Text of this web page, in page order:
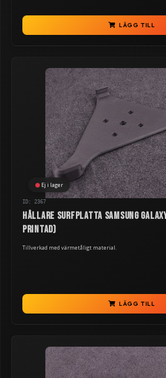
LÄGG TILL
Ej i lager
ID: 2367
Hållare surfplatta Samsung Galaxy
printad)
Tillverkad med värmetåligt material.
LÄGG TILL